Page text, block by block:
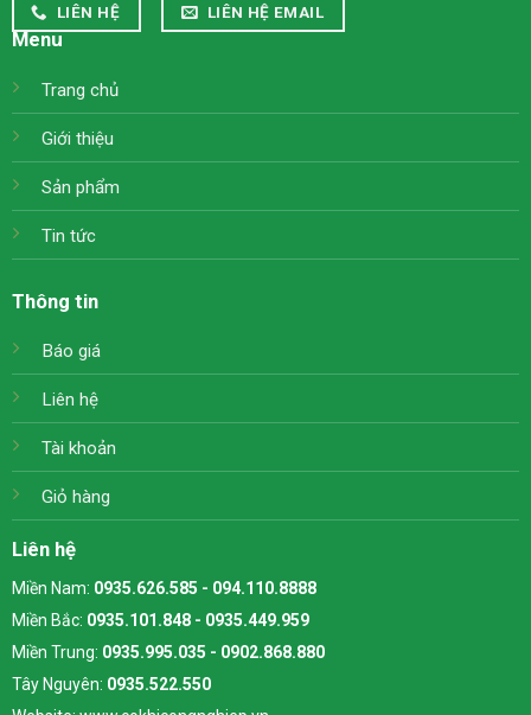
LIÊN HỆ LIÊN HỆ EMAIL
Menu
Trang chủ
Giới thiệu
Sản phẩm
Tin tức
Thông tin
Báo giá
Liên hệ
Tài khoản
Giỏ hàng
Liên hệ
Miền Nam: 0935.626.585 - 094.110.8888
Miền Bắc: 0935.101.848 - 0935.449.959
Miền Trung: 0935.995.035 - 0902.868.880
Tây Nguyên: 0935.522.550